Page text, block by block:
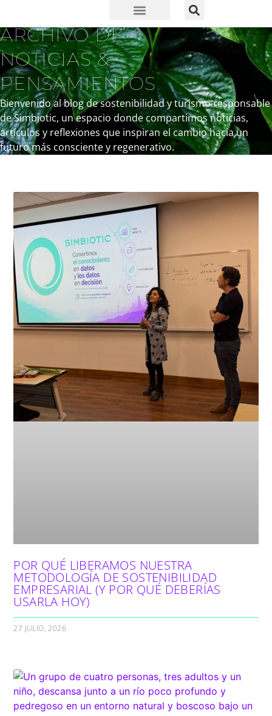
ARCHIVO DE
NOTICIAS &
PENSAMIENTOS
Bienvenido al blog de sostenibilidad y turismo responsable
de Simbiotic, un espacio donde compartimos noticias,
artículos y reflexiones que inspiran el cambio hacia un
futuro más consciente y regenerativo.
POR QUÉ LIBERAMOS NUESTRA
METODOLOGÍA DE SOSTENIBILIDAD
EMPRESARIAL (Y POR QUÉ DEBERÍAS
USARLA HOY)
27 JULIO, 2026